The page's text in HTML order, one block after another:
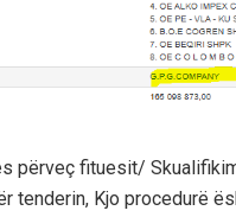
përveç fituesit/
tenderin, Kjo procedurë